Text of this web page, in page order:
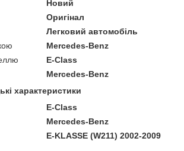
Новий
Оригінал
Легковий автомобіль
Mercedes-Benz
E-Class
Mercedes-Benz
характеристики
E-Class
Mercedes-Benz
E-KLASSE (W211) 2002-2009